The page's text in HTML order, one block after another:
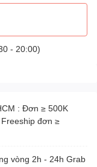
- 20:00)
: Đơn ≥ 500K
đơn ≥
vòng 2h - 24h Grab